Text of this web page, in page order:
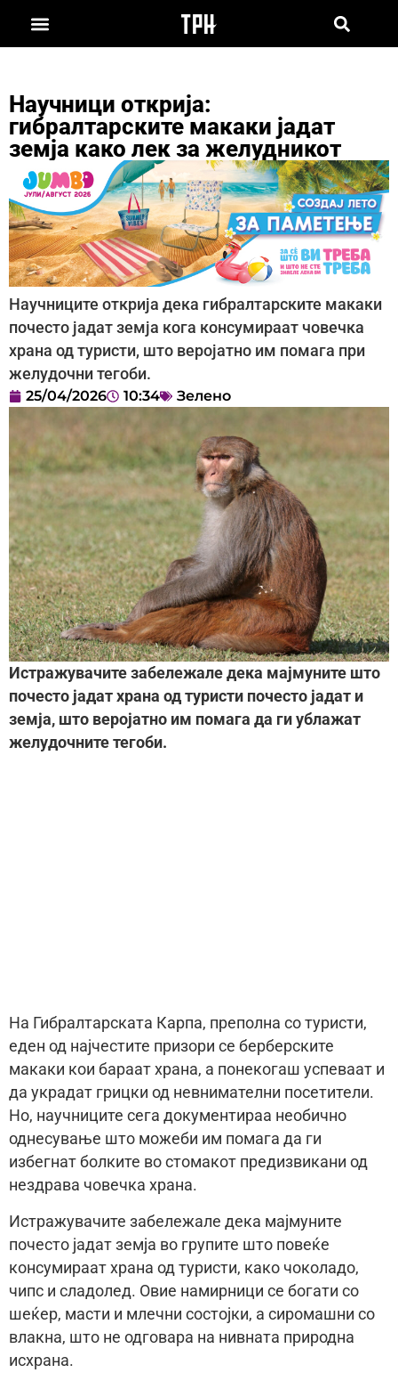
Научници открија:
гибралтарските макаки јадат
земја како лек за желудникот
Научниците открија дека гибралтарските макаки
почесто јадат земја кога консумираат човечка
храна од туристи, што веројатно им помага при
желудочни тегоби.
25/04/2026 10:34 Зелено
Истражувачите забележале дека мајмуните што
почесто јадат храна од туристи почесто јадат и
земја, што веројатно им помага да ги ублажат
желудочните тегоби.
На Гибралтарската Карпа, преполна со туристи,
еден од најчестите призори се берберските
макаки кои бараат храна, а понекогаш успеваат и
да украдат грицки од невнимателни посетители.
Но, научниците сега документираа необично
однесување што можеби им помага да ги
избегнат болките во стомакот предизвикани од
нездрава човечка храна.
Истражувачите забележале дека мајмуните
почесто јадат земја во групите што повеќе
консумираат храна од туристи, како чоколадо,
чипс и сладолед. Овие намирници се богати со
шеќер, масти и млечни состојки, а сиромашни со
влакна, што не одговара на нивната природна
исхрана.